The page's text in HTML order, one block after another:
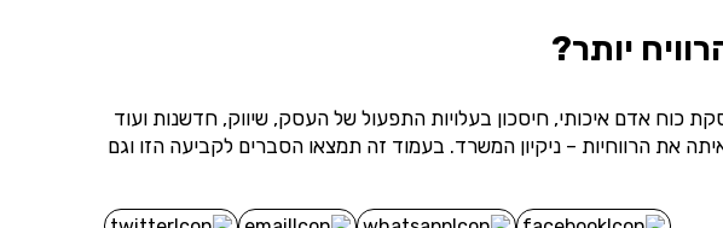
יותר?
אדם איכותי, חיסכון בעלויות התפעול של העסק, שיווק, חדשנות ועוד
את הרווחיות – ניקיון המשרד. בעמוד זה תמצאו הסברים לקביעה הזו וגם